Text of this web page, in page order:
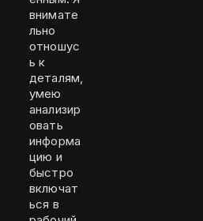
внимате
льно
отношус
ь к
деталям,
умею
анализир
овать
информа
цию и
быстро
включат
ься в